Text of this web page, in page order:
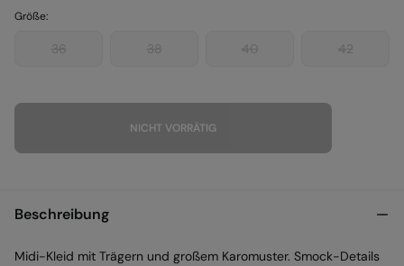
Größe:
36 38 40 42
NICHT VORRÄTIG
Beschreibung
Midi-Kleid mit Trägern und großem Karomuster. Smock-Details